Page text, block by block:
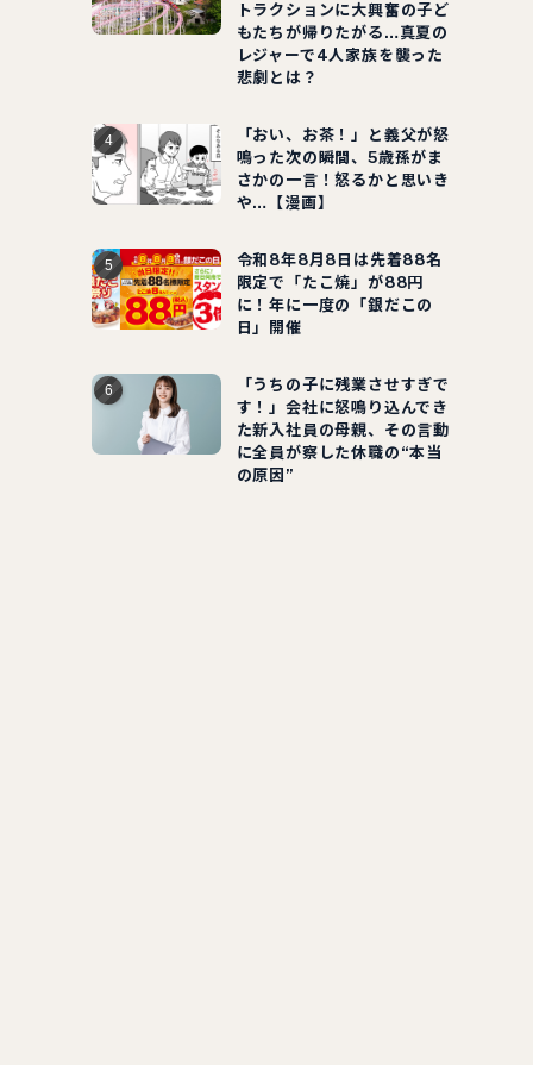
トラクションに大興奮の子ど
もたちが帰りたがる…真夏の
レジャーで4人家族を襲った
悲劇とは？
「おい、お茶！」と義父が怒
鳴った次の瞬間、5歳孫がま
さかの一言！怒るかと思いき
や…【漫画】
令和8年8月8日は先着88名
限定で「たこ焼」が88円
に！年に一度の「銀だこの
日」開催
「うちの子に残業させすぎで
す！」会社に怒鳴り込んでき
た新入社員の母親、その言動
に全員が察した休職の“本当
の原因”